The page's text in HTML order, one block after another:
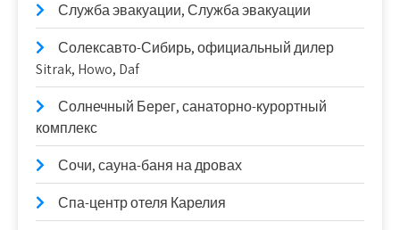
Служба эвакуации, Служба эвакуации
Солексавто-Сибирь, официальный дилер
Sitrak, Howo, Daf
Солнечный Берег, санаторно-курортный
комплекс
Сочи, сауна-баня на дровах
Спа-центр отеля Карелия